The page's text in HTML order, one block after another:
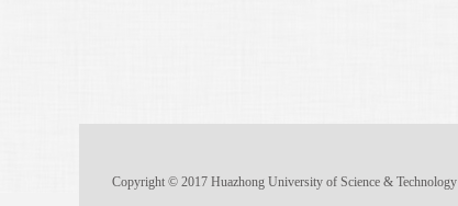
Copyright © 2017 Huazhong University of Science & Technology